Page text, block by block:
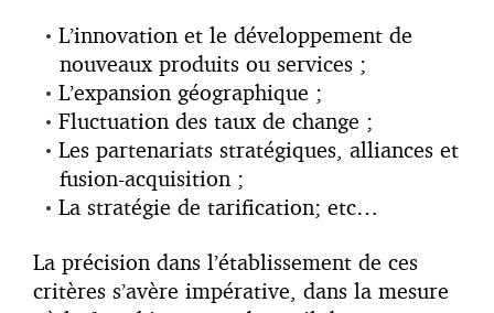
L’innovation et le développement de
nouveaux produits ou services ;
L’expansion géographique ;
Fluctuation des taux de change ;
Les partenariats stratégiques, alliances et
fusion-acquisition ;
La stratégie de tarification; etc…
La précision dans l’établissement de ces
critères s’avère impérative, dans la mesure